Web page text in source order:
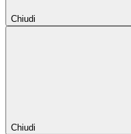
Chiudi
Chiudi